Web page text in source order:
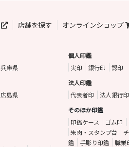
店舗を探す オンラインショップ
兵庫県
広島県
個人印鑑
実印
銀行印
認印
法人印鑑
代表者印
法人銀行印
そのほか印鑑
印鑑ケース
ゴム印
朱肉・スタンプ台
鑑
手彫り印鑑 職業